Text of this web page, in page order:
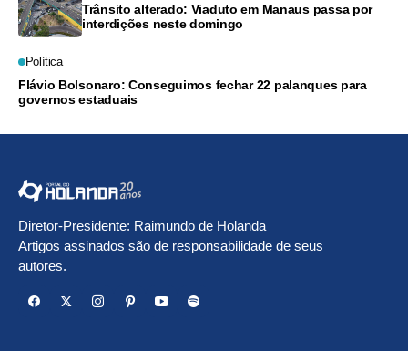
Trânsito alterado: Viaduto em Manaus passa por
interdições neste domingo
Política
Flávio Bolsonaro: Conseguimos fechar 22 palanques para
governos estaduais
Diretor-Presidente: Raimundo de Holanda
Artigos assinados são de responsabilidade de seus
autores.